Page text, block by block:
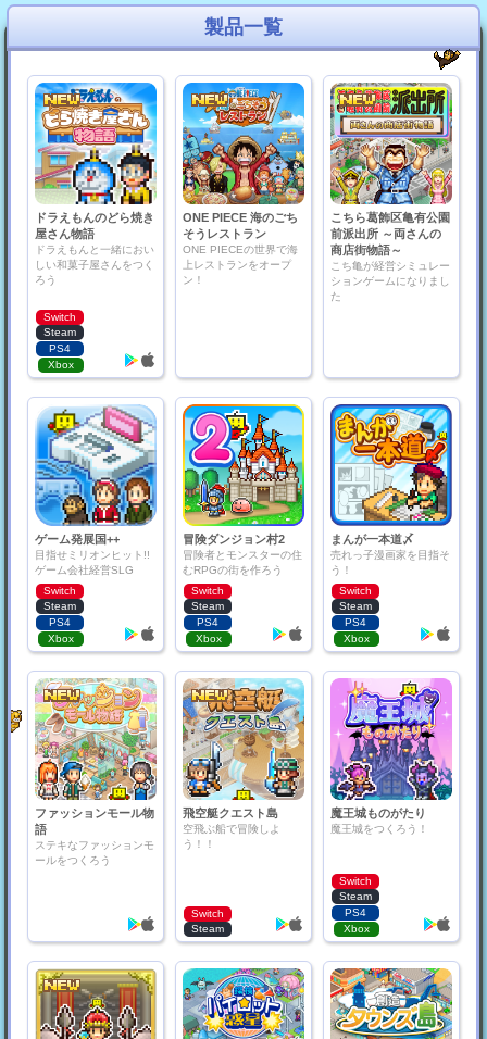
製品一覧
ドラえもんのどら焼き
屋さん物語
ドラえもんと一緒におい
しい和菓子屋さんをつく
ろう
Switch
Steam
PS4
Xbox
ONE PIECE 海のごち
そうレストラン
ONE PIECEの世界で海
上レストランをオープ
ン！
こちら葛飾区亀有公園
前派出所 ～両さんの
商店街物語～
こち亀が経営シミュレー
ションゲームになりまし
た
ゲーム発展国++
目指せミリオンヒット!!
ゲーム会社経営SLG
Switch
Steam
PS4
Xbox
冒険ダンジョン村2
冒険者とモンスターの住
むRPGの街を作ろう
Switch
Steam
PS4
Xbox
まんが一本道〆
売れっ子漫画家を目指そ
う！
Switch
Steam
PS4
Xbox
ファッションモール物
語
ステキなファッションモ
ールをつくろう
飛空艇クエスト島
空飛ぶ船で冒険しよ
う！！
Switch
Steam
魔王城ものがたり
魔王城をつくろう！
Switch
Steam
PS4
Xbox